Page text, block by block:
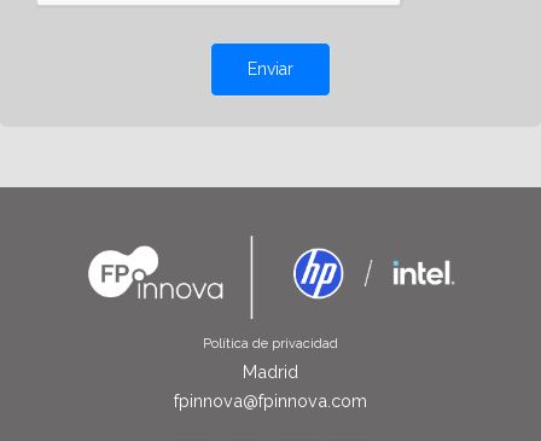
Enviar
Política de privacidad
Madrid
fpinnova@fpinnova.com